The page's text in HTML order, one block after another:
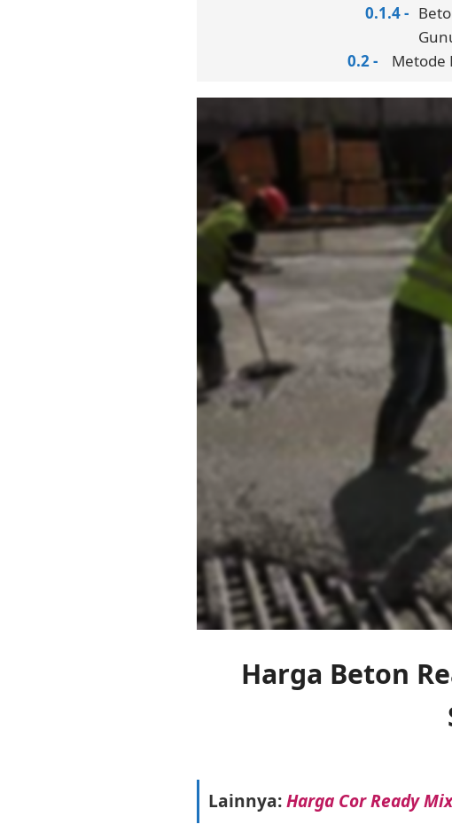
Metode
Harga Beton
Lainnya:Harga Cor Ready